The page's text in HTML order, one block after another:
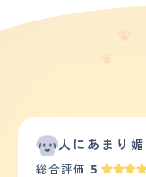
人にあまり
総合評価 5